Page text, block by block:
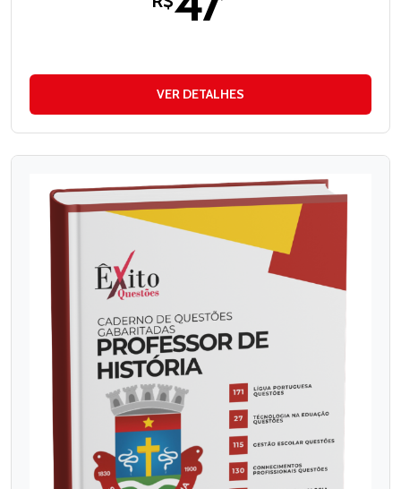
VER DETALHES